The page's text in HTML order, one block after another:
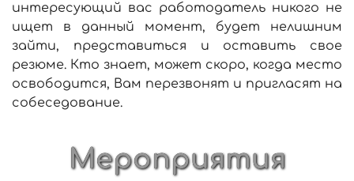
интересующий вас работодатель никого не
ищет в данный момент, будет нелишним
зайти, представиться и оставить свое
резюме. Кто знает, может скоро, когда место
освободится, Вам перезвонят и пригласят на
собеседование.
Мероприятия